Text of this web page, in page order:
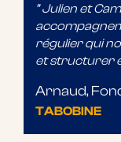
” Julien et
régulier qui
et structurer
Arnaud,
TABOBINE